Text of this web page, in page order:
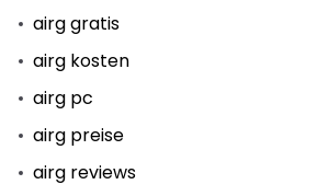
airg gratis
airg kosten
airg pc
airg preise
airg reviews